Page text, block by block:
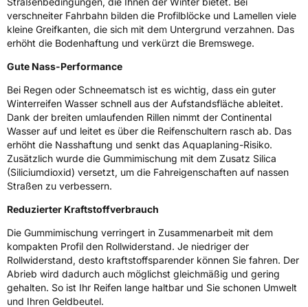
3PMSF / Schneeflockensymbol / Alpine-Symbol Ja
Allgemeine Produktsicherheit (GPSR)
HerstellerkontaktContinental Reifen Deutschland GmbH
Continental-Plaza 1 30173 Hannover
Deutschland,
customerservice_tires@conti.de
verschneiter Fahrbahn bilden die Profilblöcke und Lamellen viele
kleine Greifkanten, die sich mit dem Untergrund verzahnen. Das
erhöht die Bodenhaftung und verkürzt die Bremswege.
Gute Nass-Performance
Bei Regen oder Schneematsch ist es wichtig, dass ein guter
Winterreifen Wasser schnell aus der Aufstandsfläche ableitet.
Dank der breiten umlaufenden Rillen nimmt der Continental
Wasser auf und leitet es über die Reifenschultern rasch ab. Das
erhöht die Nasshaftung und senkt das Aquaplaning-Risiko.
Zusätzlich wurde die Gummimischung mit dem Zusatz Silica
(Siliciumdioxid) versetzt, um die Fahreigenschaften auf nassen
Straßen zu verbessern.
Reduzierter Kraftstoffverbrauch
Die Gummimischung verringert in Zusammenarbeit mit dem
kompakten Profil den Rollwiderstand. Je niedriger der
Rollwiderstand, desto kraftstoffsparender können Sie fahren. Der
Abrieb wird dadurch auch möglichst gleichmäßig und gering
gehalten. So ist Ihr Reifen lange haltbar und Sie schonen Umwelt
und Ihren Geldbeutel.